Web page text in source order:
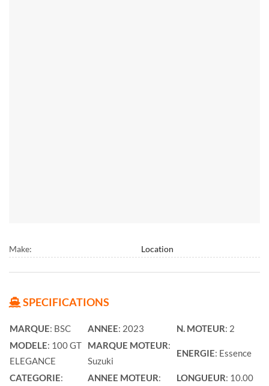
Make: Location
SPECIFICATIONS
MARQUE: BSC ANNEE: 2023 N. MOTEUR: 2
MODELE: 100 GT
ELEGANCE
MARQUE MOTEUR:
Suzuki
ENERGIE: Essence
CATEGORIE:
ANNEE MOTEUR:
LONGUEUR: 10.00